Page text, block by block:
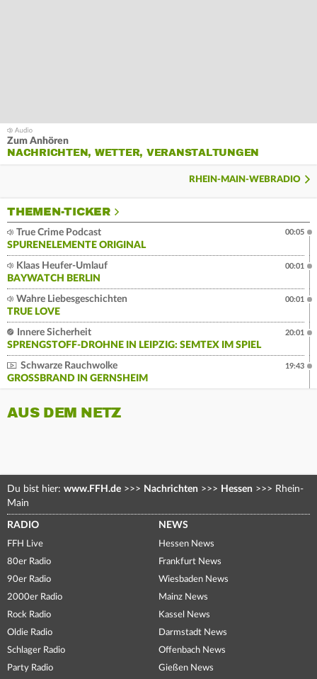
Zum Anhören
NACHRICHTEN, WETTER, VERANSTALTUNGEN
RHEIN-MAIN-WEBRADIO
THEMEN-TICKER
True Crime Podcast
SPURENELEMENTE ORIGINAL
00:05
Klaas Heufer-Umlauf
BAYWATCH BERLIN
00:01
Wahre Liebesgeschichten
TRUE LOVE
00:01
Innere Sicherheit
SPRENGSTOFF-DROHNE IN LEIPZIG: SEMTEX IM SPIEL
20:01
Schwarze Rauchwolke
GROSSBRAND IN GERNSHEIM
19:43
AUS DEM NETZ
Du bist hier: www.FFH.de >>> Nachrichten >>> Hessen >>> Rhein-
Main
RADIO
FFH Live
80er Radio
90er Radio
2000er Radio
Rock Radio
Oldie Radio
Schlager Radio
Party Radio
NEWS
Hessen News
Frankfurt News
Wiesbaden News
Mainz News
Kassel News
Darmstadt News
Offenbach News
Gießen News